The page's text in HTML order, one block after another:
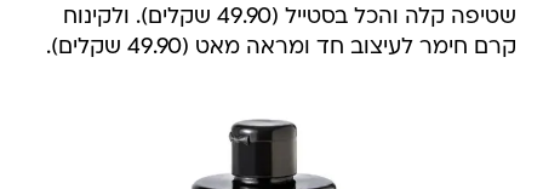
שטיפה קלה והכל בסטייל (49.90 שקלים). ולקינוח
קרם חימר לעיצוב חד ומראה מאט (49.90 שקלים).